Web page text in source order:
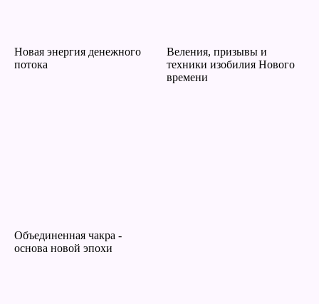
Новая энергия денежного
потока
Веления, призывы и
техники изобилия Нового
времени
Объединенная чакра -
основа новой эпохи